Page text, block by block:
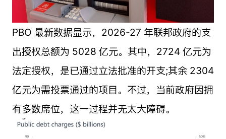
PBO 最新数据显示，2026-27 年联邦政府的支
出授权总额为 5028 亿元。其中，2724 亿元为
法定授权，是已通过立法批准的开支;其余 2304
亿元为需投票通过的项目。不过，当前政府因拥
有多数席位，这一过程并无太大障碍。